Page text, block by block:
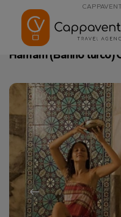
Página principal
Hamam (Banho turco)